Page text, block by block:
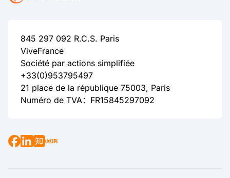
845 297 092 R.C.S. Paris
ViveFrance
Société par actions simplifiée
+33(0)953795497
21 place de la république 75003, Paris
Numéro de TVA：FR15845297092